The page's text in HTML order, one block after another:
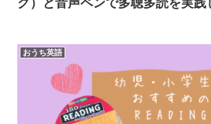
おうち英語